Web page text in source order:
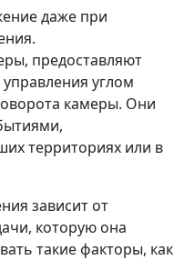
даже при
предоставляют
углом
камеры. Они
территориях или в
зависит от
которую она
такие факторы, как